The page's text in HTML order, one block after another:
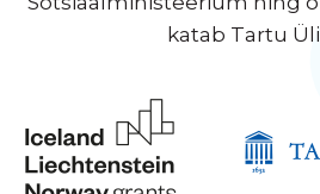
katab Tartu